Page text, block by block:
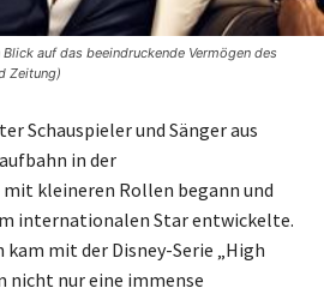
auf das beeindruckende Vermögen des
Zeitung)
Schauspieler und Sänger aus
in der
kleineren Rollen begann und
internationalen Star entwickelte.
mit der Disney-Serie „High
nicht nur eine immense